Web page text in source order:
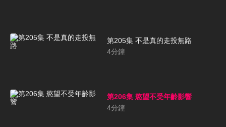
第205集 不是真的走投無路
4分鐘
第206集 慾望不受年齡影響
4分鐘